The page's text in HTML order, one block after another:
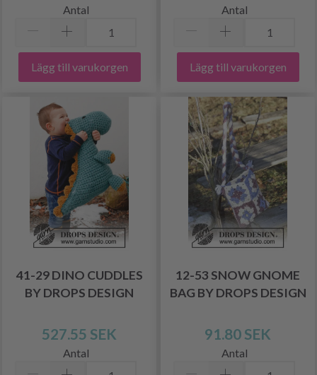
Antal
Lägg till varukorgen
Antal
Lägg till varukorgen
41-29 DINO CUDDLES
BY DROPS DESIGN
527.55 SEK
Antal
12-53 SNOW GNOME
BAG BY DROPS DESIGN
91.80 SEK
Antal